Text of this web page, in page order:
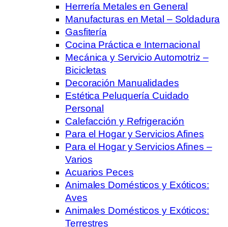
Herrería Metales en General
Manufacturas en Metal – Soldadura
Gasfitería
Cocina Práctica e Internacional
Mecánica y Servicio Automotriz –
Bicicletas
Decoración Manualidades
Estética Peluquería Cuidado
Personal
Calefacción y Refrigeración
Para el Hogar y Servicios Afines
Para el Hogar y Servicios Afines –
Varios
Acuarios Peces
Animales Domésticos y Exóticos:
Aves
Animales Domésticos y Exóticos:
Terrestres